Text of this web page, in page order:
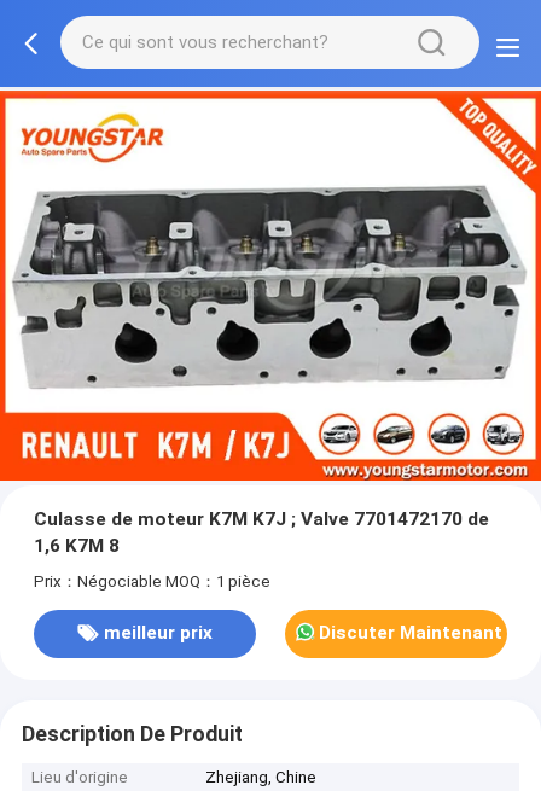
Culasse de moteur K7M K7J ; Valve 7701472170 de
1,6 K7M 8
Prix：Négociable MOQ：1 pièce
meilleur prix Discuter Maintenant
Description De Produit
Lieu d'origine
Zhejiang, Chine